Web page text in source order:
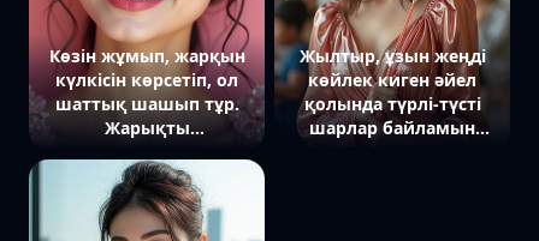
Көзін жұмып, жарқын
күлкісін көрсетіп, ол
шаттық шашып тұр.
Жарықты
жүрек пішінді қызғылт
линзалы көзілдірік
бейнеге ойнақылық
Жылтыр, ұзын жеңді
көйлек киген әйел
қолында түрлі-түсті
шарлар байламын